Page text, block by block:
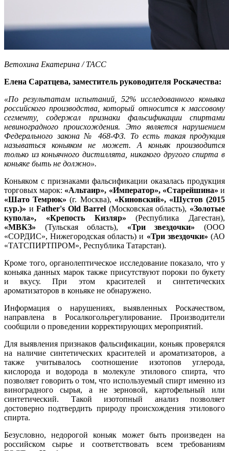
Ветохина Екатерина / ТАСС
Елена Саратцева, заместитель руководителя Роскачества:
«По результатам испытаний, 52% исследованного коньяка
российского производства, который относится к массовому
сегменту, содержал признаки фальсификации спиртами
невиноградного происхождения. Это является нарушением
Федерального закона № 468-ФЗ. То есть такая продукция
называться коньяком не может. А коньяк производится
только из коньячного дистиллята, никакого другого спирта в
коньяке быть не должно».
Коньяком с признаками фальсификации оказалась продукция
торговых марок: «Альтаир», «Император», «Старейшина» и
«Шато Темрюк» (г. Москва), «Киновский», «Шустов (2015
г.ур.)» иFather's Old Barrel (Московская область), «Золотые
купола», «Крепость Кизляр» (Республика Дагестан),
«МВКЗ» (Тульская область), «Три звездочки» (ООО
«СОРДИС», Нижегородская область) и «Три звездочки»(АО
«ТАТСПИРТПРОМ», Республика Татарстан).
Кроме того, органолептическое исследование показало, что у
коньяка данных марок также присутствуют пороки по букету
и вкусу. При этом красителей и синтетических
ароматизаторов в коньяке не обнаружено.
Информация о нарушениях, выявленных Роскачеством,
направлена в Росалкогольрегулирование. Производители
сообщили о проведении корректирующих мероприятий.
Для выявления признаков фальсификации, коньяк проверялся
на наличие синтетических красителей и ароматизаторов, а
также учитывалось соотношение изотопов углерода,
кислорода и водорода в молекуле этилового спирта, что
позволяет говорить о том, что используемый спирт именно из
виноградного сырья, а не зерновой, картофельный или
синтетический. Такой изотопный анализ позволяет
достоверно подтвердить природу происхождения этилового
спирта.
Безусловно, недорогой коньяк может быть произведен на
российском сырье и соответствовать всем требованиям